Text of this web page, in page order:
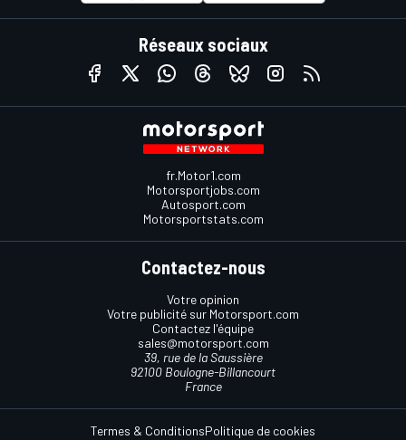
Réseaux sociaux
fr.Motor1.com
Motorsportjobs.com
Autosport.com
Motorsportstats.com
Contactez-nous
Votre opinion
Votre publicité sur Motorsport.com
Contactez l'équipe
sales@motorsport.com
39, rue de la Saussière
92100 Boulogne-Billancourt
France
Termes & ConditionsPolitique de cookies